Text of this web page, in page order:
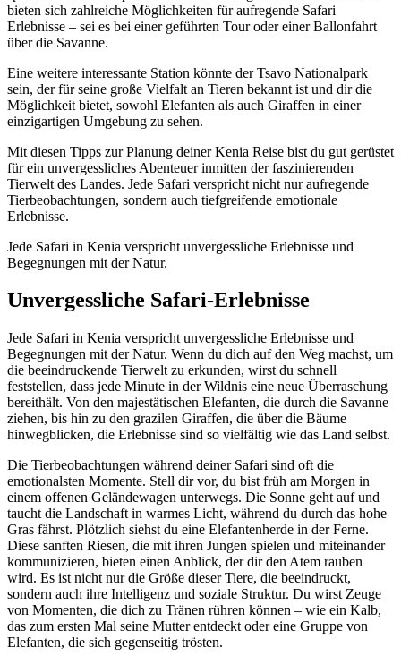
bieten sich zahlreiche Möglichkeiten für aufregende Safari
Erlebnisse – sei es bei einer geführten Tour oder einer Ballonfahrt
über die Savanne.
Eine weitere interessante Station könnte der Tsavo Nationalpark
sein, der für seine große Vielfalt an Tieren bekannt ist und dir die
Möglichkeit bietet, sowohl Elefanten als auch Giraffen in einer
einzigartigen Umgebung zu sehen.
Mit diesen Tipps zur Planung deiner Kenia Reise bist du gut gerüstet
für ein unvergessliches Abenteuer inmitten der faszinierenden
Tierwelt des Landes. Jede Safari verspricht nicht nur aufregende
Tierbeobachtungen, sondern auch tiefgreifende emotionale
Erlebnisse.
Jede Safari in Kenia verspricht unvergessliche Erlebnisse und
Begegnungen mit der Natur.
Unvergessliche Safari-Erlebnisse
Jede Safari in Kenia verspricht unvergessliche Erlebnisse und
Begegnungen mit der Natur. Wenn du dich auf den Weg machst, um
die beeindruckende Tierwelt zu erkunden, wirst du schnell
feststellen, dass jede Minute in der Wildnis eine neue Überraschung
bereithält. Von den majestätischen Elefanten, die durch die Savanne
ziehen, bis hin zu den grazilen Giraffen, die über die Bäume
hinwegblicken, die Erlebnisse sind so vielfältig wie das Land selbst.
Die Tierbeobachtungen während deiner Safari sind oft die
emotionalsten Momente. Stell dir vor, du bist früh am Morgen in
einem offenen Geländewagen unterwegs. Die Sonne geht auf und
taucht die Landschaft in warmes Licht, während du durch das hohe
Gras fährst. Plötzlich siehst du eine Elefantenherde in der Ferne.
Diese sanften Riesen, die mit ihren Jungen spielen und miteinander
kommunizieren, bieten einen Anblick, der dir den Atem rauben
wird. Es ist nicht nur die Größe dieser Tiere, die beeindruckt,
sondern auch ihre Intelligenz und soziale Struktur. Du wirst Zeuge
von Momenten, die dich zu Tränen rühren können – wie ein Kalb,
das zum ersten Mal seine Mutter entdeckt oder eine Gruppe von
Elefanten, die sich gegenseitig trösten.